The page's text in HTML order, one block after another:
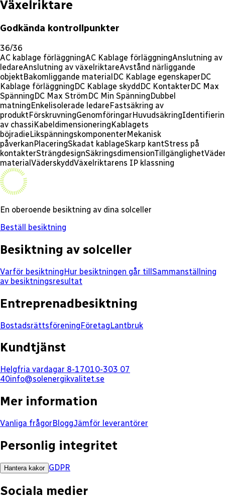
Växelriktare
Godkända kontrollpunkter
36/36
AC kablage förläggningAC Kablage förläggningAnslutning av
ledareAnslutning av växelriktareAvstånd närliggande
objektBakomliggande materialDC Kablage egenskaperDC
Kablage förläggningDC Kablage skyddDC KontakterDC Max
SpänningDC Max StrömDC Min SpänningDubbel
matningEnkelisolerade ledareFastsäkring av
produktFörskruvningGenomföringarHuvudsäkring
av chassiKabeldimensioneringKablagets
böjradieLikspänningskomponenterMekanisk
påverkanPlaceringSkadat kablageSkarp kantStress på
kontakterSträngdesignSäkringsdimensionTillgänglighet
materialVäderskyddVäxelriktarens IP klassning
En oberoende besiktning av dina solceller
Beställ besiktning
Besiktning av solceller
Varför besiktningHur besiktningen går tillSammanställning
av besiktningsresultat
Entreprenadbesiktning
BostadsrättsföreningFöretagLantbruk
Kundtjänst
Helgfria vardagar 8-17010-303 07
40info@solenergikvalitet.se
Mer information
Vanliga frågor BloggJämför leverantörer
Personlig integritet
Hantera kakor GDPR
Sociala medier